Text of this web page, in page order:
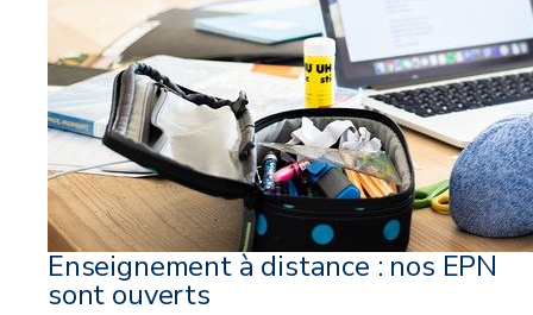
Enseignement à distance : nos EPN
sont ouverts